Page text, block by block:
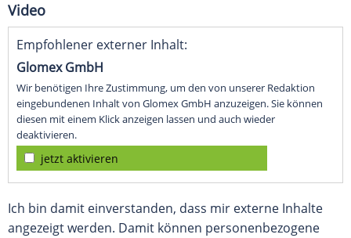
Video
Empfohlener externer Inhalt:
Glomex GmbH
Wir benötigen Ihre Zustimmung, um den von unserer Redaktion
eingebundenen Inhalt von Glomex GmbH anzuzeigen. Sie können
diesen mit einem Klick anzeigen lassen und auch wieder
deaktivieren.
jetzt aktivieren
Ich bin damit einverstanden, dass mir externe Inhalte
angezeigt werden. Damit können personenbezogene